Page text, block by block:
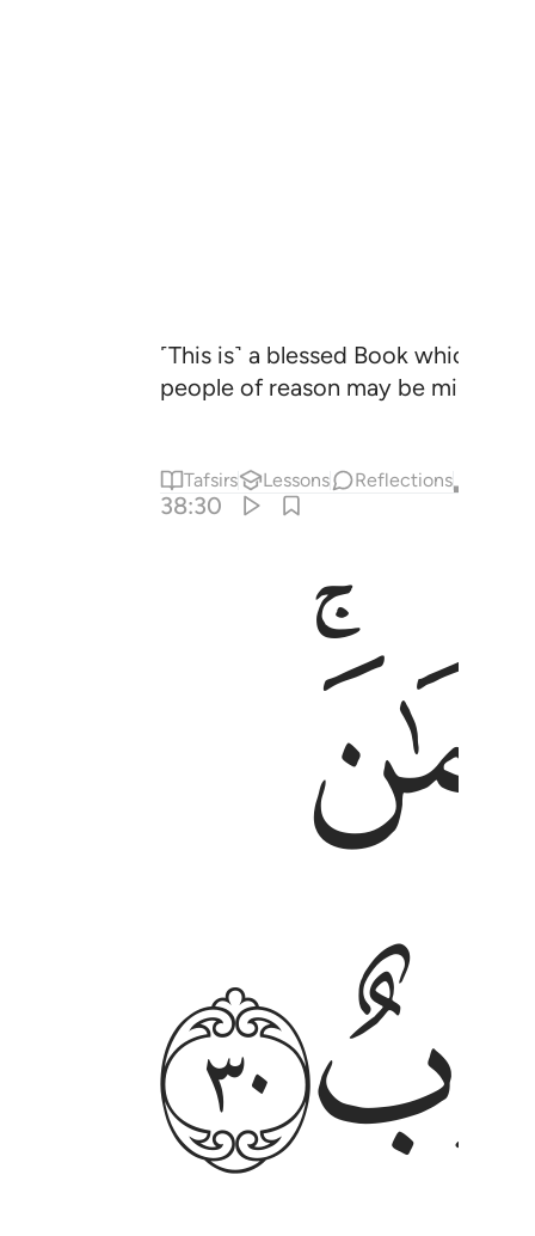
˹This is˺ a blessed Book which
people of reason may be mindful.
Tafsirs Lessons Reflections
38:30
ﱴ